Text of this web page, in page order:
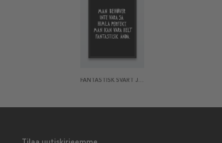
FANTASTISK SVART JULISTE